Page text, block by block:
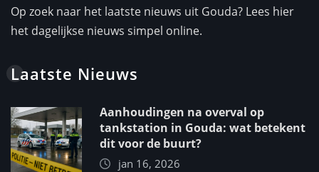
Op zoek naar het laatste nieuws uit Gouda? Lees hier
het dagelijkse nieuws simpel online.
Laatste Nieuws
Aanhoudingen na overval op
tankstation in Gouda: wat betekent
dit voor de buurt?
jan 16, 2026